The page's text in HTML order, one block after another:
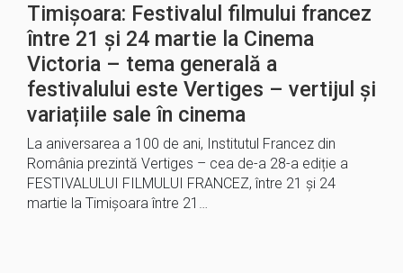
Timișoara: Festivalul filmului francez
între 21 și 24 martie la Cinema
Victoria – tema generală a
festivalului este Vertiges – vertijul și
variațiile sale în cinema
La aniversarea a 100 de ani, Institutul Francez din
România prezintă Vertiges – cea de-a 28-a ediție a
FESTIVALULUI FILMULUI FRANCEZ, între 21 și 24
martie la Timișoara între 21…